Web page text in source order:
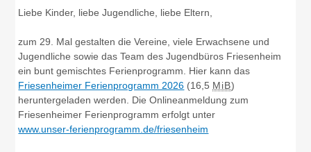
Liebe Kinder, liebe Jugendliche, liebe Eltern,
zum 29. Mal gestalten die Vereine, viele Erwachsene und
Jugendliche sowie das Team des Jugendbüros Friesenheim
ein bunt gemischtes Ferienprogramm. Hier kann das
Friesenheimer Ferienprogramm 2026 (16,5 MiB)
heruntergeladen werden. Die Onlineanmeldung zum
Friesenheimer Ferienprogramm erfolgt unter
www.unser-ferienprogramm.de/friesenheim